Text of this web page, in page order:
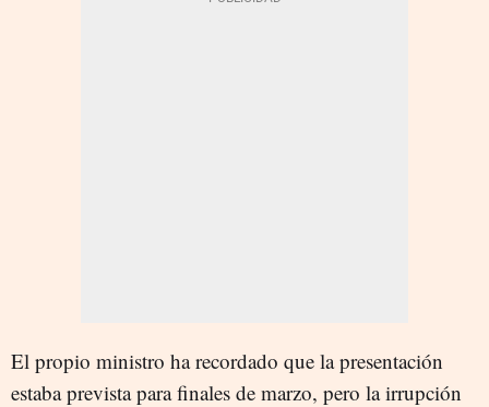
El propio ministro ha recordado que la presentación
estaba prevista para finales de marzo, pero la irrupción